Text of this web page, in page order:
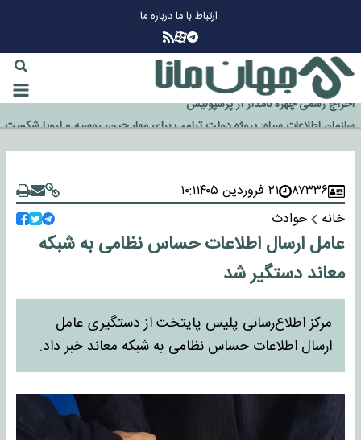
ارتباط با مادرباره ما
گزینه جدایی اوسمار روی میز مدیران پرسپولیس
آیا رئیس جمهور آمریکا قانون را دور می‌زند؟
اخراج رسمی چهره نامدار از پرسپولیس
سازمان اطلاعات سپاه: پروژه دولت ترامپ برای مهار چین، روسیه و اروپا شکست
خورد
۸۷۳۳۶ ۲۱ فروردین ۱۴۰۵
۱۰:۱
خانه
حوادث
عامل ارسال اطلاعات حساس نظامی به شبکه
معاند دستگیر شد
مرکز اطلاع‌رسانی پلیس پایتخت از دستگیری عامل
ارسال اطلاعات حساس نظامی به شبکه معاند خبر داد.